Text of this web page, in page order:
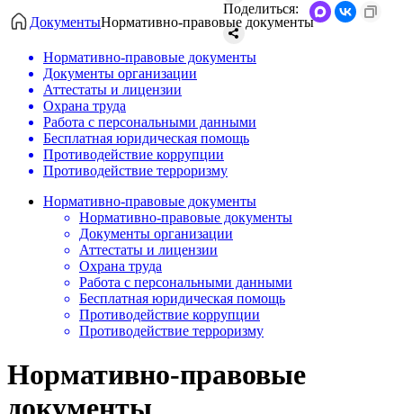
ДокументыНормативно-правовые документы
Поделиться:
Нормативно-правовые документы
Документы организации
Аттестаты и лицензии
Охрана труда
Работа с персональными данными
Бесплатная юридическая помощь
Противодействие коррупции
Противодействие терроризму
Нормативно-правовые документы
Нормативно-правовые документы
Документы организации
Аттестаты и лицензии
Охрана труда
Работа с персональными данными
Бесплатная юридическая помощь
Противодействие коррупции
Противодействие терроризму
Нормативно-правовые